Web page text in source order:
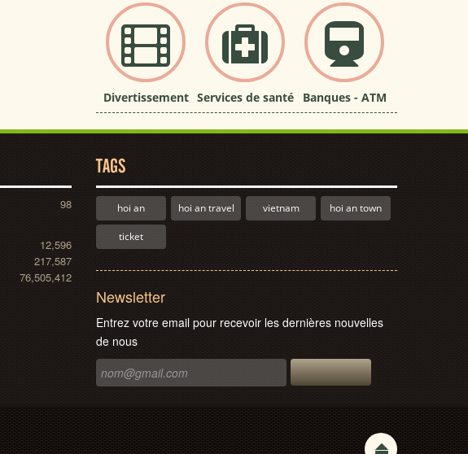
Divertissement Services de santé Banques - ATM
98
12,596
217,587
76,505,412
TAGS
hoi an hoi an travel vietnam hoi an town
ticket
Newsletter
Entrez votre email pour recevoir les dernières nouvelles
de nous